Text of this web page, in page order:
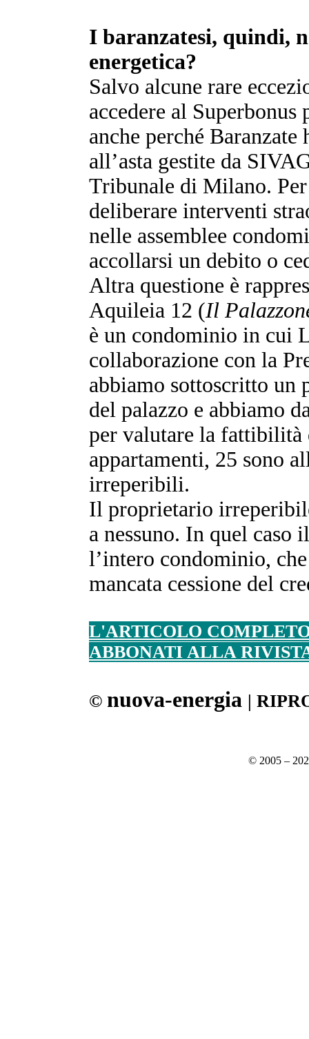
I baranzatesi, quindi,
energetica?
Salvo alcune rare
accedere al
anche perché
all’asta gestite da
Tribunale di Milano.
deliberare interventi
nelle assemblee
accollarsi un debito o
Altra questione è
Aquileia 12 (Il
è un condominio in cui
collaborazione con la
abbiamo sottoscritto
del palazzo e abbiamo
per valutare la fattibilità
appartamenti, 25 sono
irreperibili.
Il proprietario
a nessuno. In quel caso
l’intero condominio,
mancata cessione del
L'ARTICOLO
ABBONATI ALLA
© nuova-energia |
© 2005 –